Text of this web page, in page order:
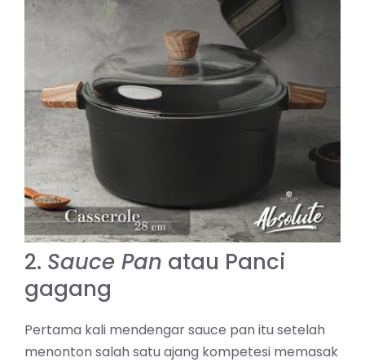
2. Sauce Pan atau Panci
gagang
Pertama kali mendengar sauce pan itu setelah
menonton salah satu ajang kompetesi memasak